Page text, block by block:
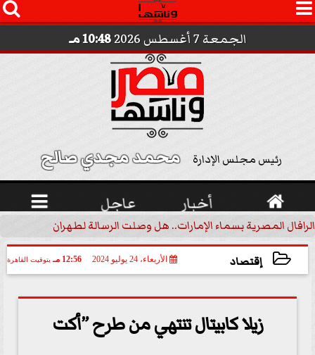
 
الجمعة 7 أغسطس 2026 10:48 مـ
رئيس مجلس الإدارة محمد مجدي صالح
 أخبار عاجل 
الرافال المصرية بسماء الإمارات.. هل وصلت الرسالة لطهران؟..
إقتصاد الأربعاء، 24 يوليو 2024 12:56 مـ بتوقيت القاهرة
زيلا كابيتال تنتهي من طرح ”أكت